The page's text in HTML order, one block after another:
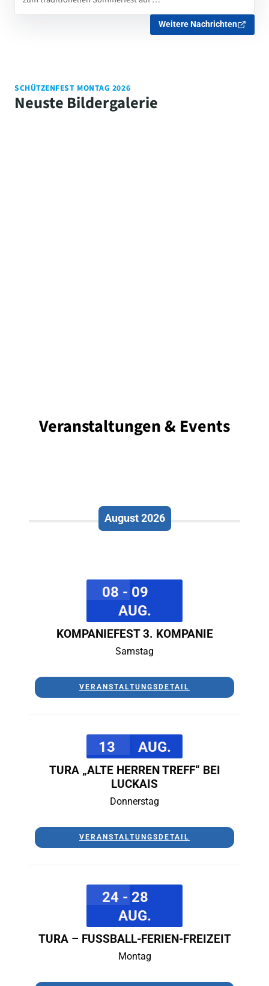
Weitere Nachrichten
SCHÜTZENFEST MONTAG 2026
Neuste Bildergalerie
Veranstaltungen & Events
August 2026
08 - 09
AUG.
KOMPANIEFEST 3. KOMPANIE
Samstag
VERANSTALTUNGSDETAIL
13 AUG.
TURA „ALTE HERREN TREFF“ BEI
LUCKAIS
Donnerstag
VERANSTALTUNGSDETAIL
24 - 28
AUG.
TURA – FUSSBALL-FERIEN-FREIZEIT
Montag